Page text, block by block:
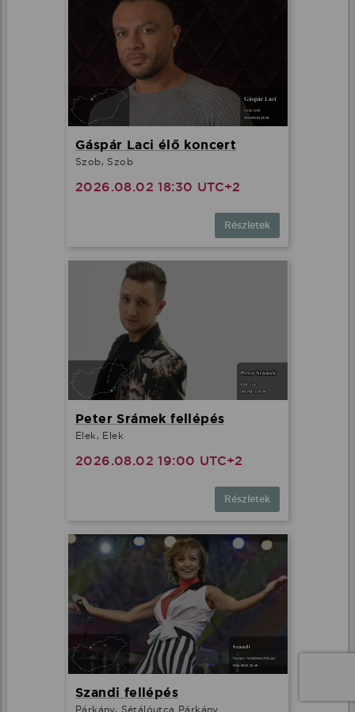
Gáspár Laci élő koncert
Szob, Szob
2026.08.02 18:30 UTC+2
Részletek
Peter Srámek fellépés
Elek, Elek
2026.08.02 19:00 UTC+2
Részletek
Szandi fellépés
Párkány, Sétálóutca Párkány